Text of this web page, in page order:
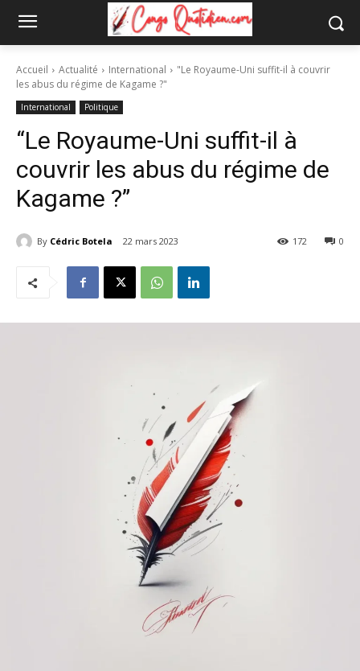
Accueil Actualité International
"Le Royaume-Uni suffit-il à couvrir
les abus du régime de Kagame ?"
International Politique
“Le Royaume-Uni suffit-il à
couvrir les abus du régime de
Kagame ?”
By Cédric Botela 22 mars 2023 0
172